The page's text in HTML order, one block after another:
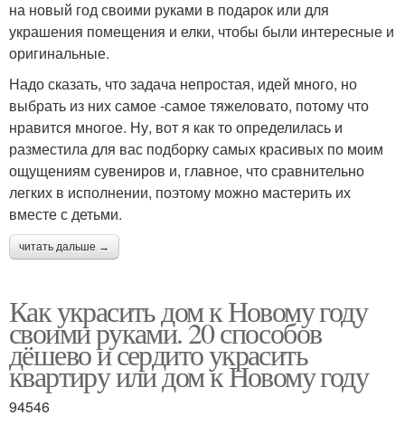
на новый год своими руками в подарок или для
украшения помещения и елки, чтобы были интересные и
оригинальные.
Надо сказать, что задача непростая, идей много, но
выбрать из них самое -самое тяжеловато, потому что
нравится многое. Ну, вот я как то определилась и
разместила для вас подборку самых красивых по моим
ощущениям сувениров и, главное, что сравнительно
легких в исполнении, поэтому можно мастерить их
вместе с детьми.
читать дальше →
Как украсить дом к Новому году
своими руками. 20 способов
дёшево и сердито украсить
квартиру или дом к Новому году
94546